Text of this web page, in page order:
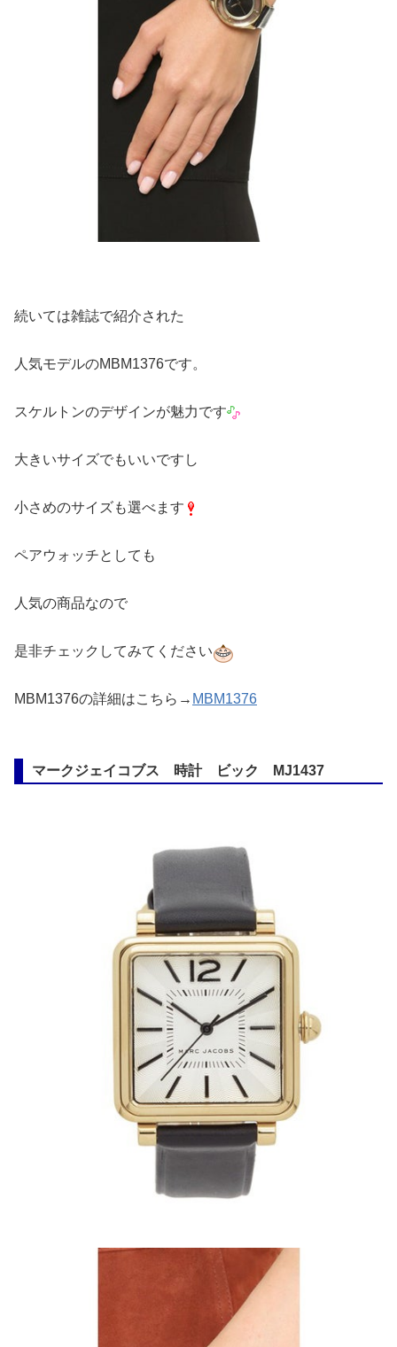
続いては雑誌で紹介された
人気モデルのMBM1376です。
スケルトンのデザインが魅力です
大きいサイズでもいいですし
小さめのサイズも選べます
ペアウォッチとしても
人気の商品なので
是非チェックしてみてください
MBM1376の詳細はこちら→ MBM1376
マークジェイコブス 時計 ビック MJ1437